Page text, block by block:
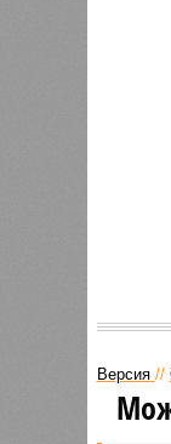
Версия //